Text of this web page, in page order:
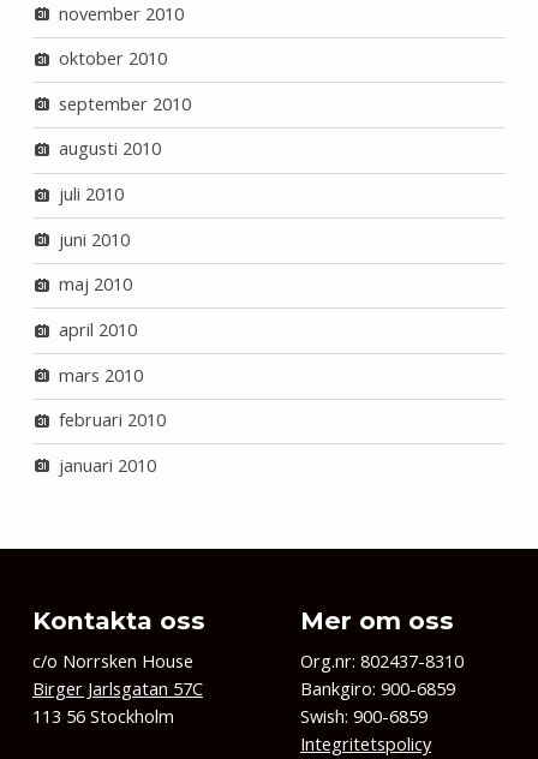
november 2010
oktober 2010
september 2010
augusti 2010
juli 2010
juni 2010
maj 2010
april 2010
mars 2010
februari 2010
januari 2010
Kontakta oss
c/o Norrsken House
Birger Jarlsgatan 57C
113 56 Stockholm
Mer om oss
Org.nr: 802437-8310
Bankgiro: 900-6859
Swish: 900-6859
Integritetspolicy